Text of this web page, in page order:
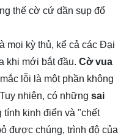
thế cờ cứ dần sụp đổ
mọi kỳ thủ, kể cả các Đại
khi mới bắt đầu. Cờ vua
lỗi là một phần không
nhiên, có những sai
tính kinh điển và "chết
được chúng, trình độ của